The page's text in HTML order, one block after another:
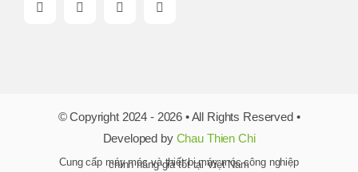
© Copyright 2024 - 2026 • All Rights Reserved •
Developed by Chau Thien Chi
Cung cấp máy móc và thiết bị máy móc công nghiệp
chính hãng giá tốt tại Việt Nam